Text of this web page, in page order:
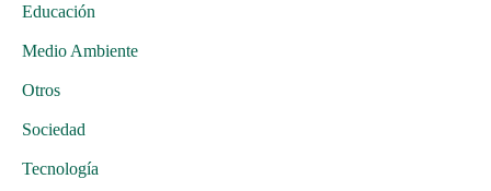
Educación
Medio Ambiente
Otros
Sociedad
Tecnología